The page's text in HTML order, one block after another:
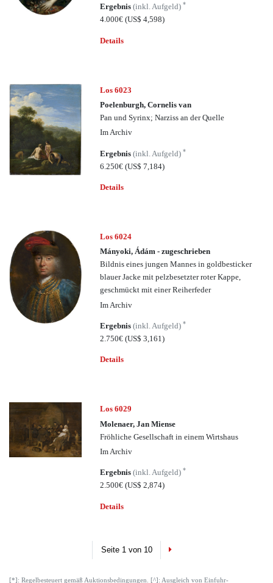
Ergebnis(inkl. Aufgeld)*
4.000€(US$ 4,598)
Details
Los 6023
Poelenburgh, Cornelis van
Pan und Syrinx; Narziss an der Quelle
Im Archiv
Ergebnis(inkl. Aufgeld)*
6.250€(US$ 7,184)
Details
Los 6024
Mányoki, Ádám - zugeschrieben
Bildnis eines jungen Mannes in goldbesticker
blauer Jacke mit pelzbesetzter roter Kappe,
geschmückt mit einer Reiherfeder
Im Archiv
Ergebnis(inkl. Aufgeld)*
2.750€(US$ 3,161)
Details
Los 6029
Molenaer, Jan Miense
Fröhliche Gesellschaft in einem Wirtshaus
Im Archiv
Ergebnis(inkl. Aufgeld)*
2.500€(US$ 2,874)
Details
Seite 1 von 10 Next
[*]: Regelbesteuert gemäß Auktionsbedingungen. [^]: Ausgleich von Einfuhr-